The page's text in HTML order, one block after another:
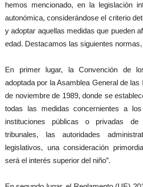
hemos mencionado, en la legislación
autonómica, considerándose el criterio
y adoptar aquellas medidas que pueden
edad. Destacamos las siguientes
En primer lugar, la Convención de
adoptada por la Asamblea General de
de noviembre de 1989, donde se
todas las medidas concernientes a
instituciones públicas o privadas
tribunales, las autoridades
legislativos, una consideración
será el interés superior del niño”.